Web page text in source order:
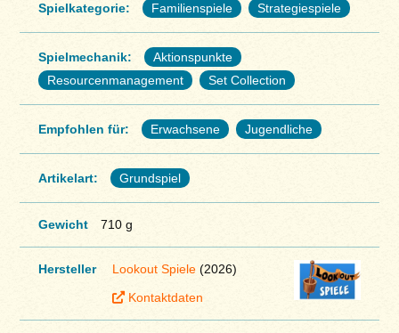
Spielkategorie: Familienspiele Strategiespiele
Spielmechanik:
Aktionspunkte
Resourcenmanagement
Set Collection
Empfohlen für: Erwachsene Jugendliche
Artikelart: Grundspiel
Gewicht 710 g
Hersteller Lookout Spiele(2026)
Kontaktdaten